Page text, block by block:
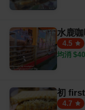
水鹿
4.5
均消 $
初
4.7